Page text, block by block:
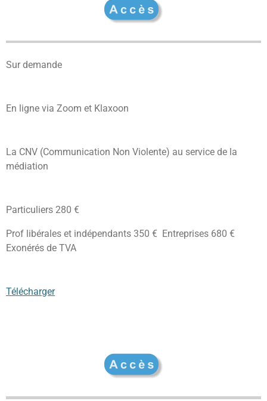
Sur demande
En ligne via Zoom et Klaxoon
La CNV (Communication Non Violente) au service de la
médiation
Particuliers 280 €
Prof libérales et indépendants 350 € Entreprises 680 €
Exonérés de TVA
Télécharger